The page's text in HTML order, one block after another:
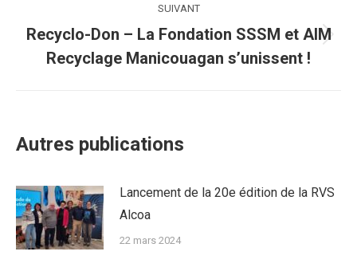
:
SUIVANT
Article
suivant
Recyclo-Don – La Fondation SSSM et AIM
Recyclage Manicouagan s’unissent !
Autres publications
Lancement de la 20e édition de la RVS
Alcoa
22 mars 2024